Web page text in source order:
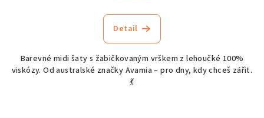
Detail
Barevné midi šaty s žabičkovaným vrškem z lehoučké 100%
viskózy. Od australské značky Avamia – pro dny, kdy chceš zářit.
💃